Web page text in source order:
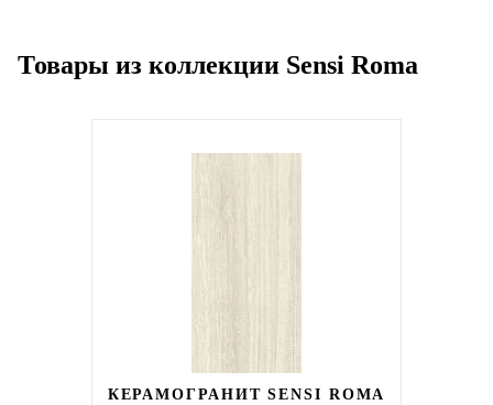
Товары из коллекции Sensi Roma
КЕРАМОГРАНИТ SENSI ROMA